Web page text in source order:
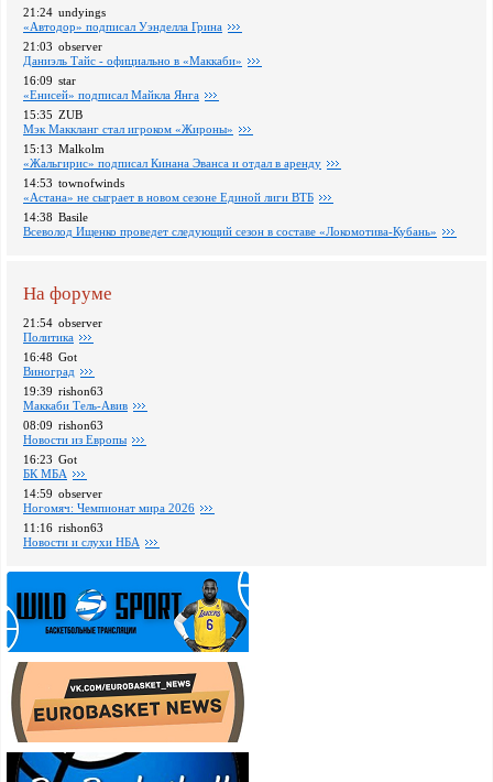
21:24 undyings
«Автодор» подписал Уэнделла Грина
21:03 observer
Даниэль Тайс - официально в «Маккаби»
16:09 star
«Енисей» подписал Майкла Янга
15:35 ZUB
Мэк Маккланг стал игроком «Жироны»
15:13 Malkolm
«Жальгирис» подписал Кинана Эванса и отдал в аренду
14:53 townofwinds
«Астана» не сыграет в новом сезоне Единой лиги ВТБ
14:38 Basile
Всеволод Ищенко проведет следующий сезон в составе «Локомотива-Кубань»
На форуме
21:54 observer
Политика
16:48 Got
Виноград
19:39 rishon63
Маккаби Тель-Авив
08:09 rishon63
Новости из Европы
16:23 Got
БК МБА
14:59 observer
Ногомяч: Чемпионат мира 2026
11:16 rishon63
Новости и слухи НБА